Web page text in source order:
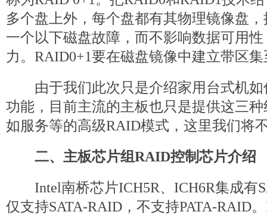
多个盘上外，每个盘都有其物理镜像盘
一个以下磁盘故障，而不影响数据可用
力。RAID0+1要在磁盘镜像中建立带区
由于我们此次只是介绍家用台式机如
功能，目前主流的主板也只是提供这三
如服务等的高级RAID模式，这里我们将
二、主板芯片组RAID控制芯片介绍
Intel南桥芯片ICH5R、ICH6R集成有
仅支持SATA-RAID，不支持PATA-RAID